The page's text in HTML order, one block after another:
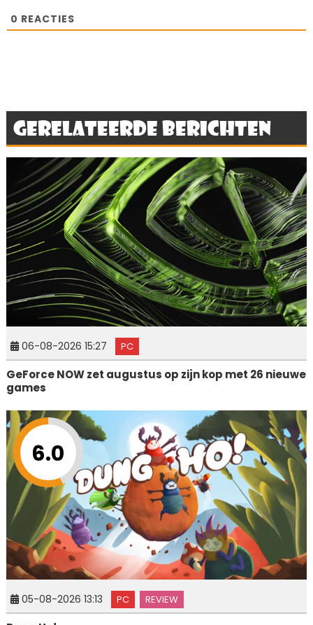
0 REACTIES
Gerelateerde berichten
06-08-2026 15:27 PC
GeForce NOW zet augustus op zijn kop met 26 nieuwe
games
6.0
05-08-2026 13:13 PC REVIEW